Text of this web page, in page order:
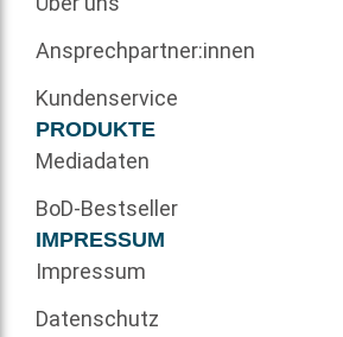
Ansprechpartner:innen
Kundenservice
PRODUKTE
Mediadaten
BoD-Bestseller
IMPRESSUM
Impressum
Datenschutz